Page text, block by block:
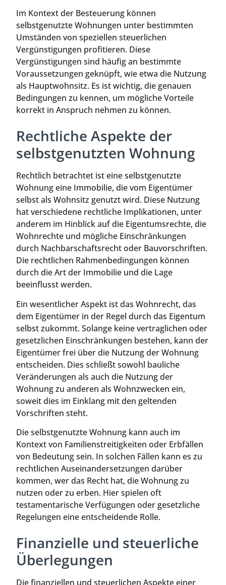
Im Kontext der Besteuerung können
selbstgenutzte Wohnungen unter bestimmten
Umständen von speziellen steuerlichen
Vergünstigungen profitieren. Diese
Vergünstigungen sind häufig an bestimmte
Voraussetzungen geknüpft, wie etwa die Nutzung
als Hauptwohnsitz. Es ist wichtig, die genauen
Bedingungen zu kennen, um mögliche Vorteile
korrekt in Anspruch nehmen zu können.
Rechtliche Aspekte der
selbstgenutzten Wohnung
Rechtlich betrachtet ist eine selbstgenutzte
Wohnung eine Immobilie, die vom Eigentümer
selbst als Wohnsitz genutzt wird. Diese Nutzung
hat verschiedene rechtliche Implikationen, unter
anderem im Hinblick auf die Eigentumsrechte, die
Wohnrechte und mögliche Einschränkungen
durch Nachbarschaftsrecht oder Bauvorschriften.
Die rechtlichen Rahmenbedingungen können
durch die Art der Immobilie und die Lage
beeinflusst werden.
Ein wesentlicher Aspekt ist das Wohnrecht, das
dem Eigentümer in der Regel durch das Eigentum
selbst zukommt. Solange keine vertraglichen oder
gesetzlichen Einschränkungen bestehen, kann der
Eigentümer frei über die Nutzung der Wohnung
entscheiden. Dies schließt sowohl bauliche
Veränderungen als auch die Nutzung der
Wohnung zu anderen als Wohnzwecken ein,
soweit dies im Einklang mit den geltenden
Vorschriften steht.
Die selbstgenutzte Wohnung kann auch im
Kontext von Familienstreitigkeiten oder Erbfällen
von Bedeutung sein. In solchen Fällen kann es zu
rechtlichen Auseinandersetzungen darüber
kommen, wer das Recht hat, die Wohnung zu
nutzen oder zu erben. Hier spielen oft
testamentarische Verfügungen oder gesetzliche
Regelungen eine entscheidende Rolle.
Finanzielle und steuerliche
Überlegungen
Die finanziellen und steuerlichen Aspekte einer